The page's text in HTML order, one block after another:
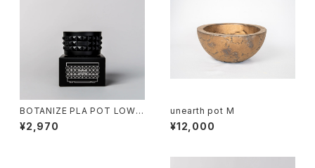
BOTANIZE PLA POT LOW S
TUDS “Black”
¥2,970
unearth pot M
¥12,000